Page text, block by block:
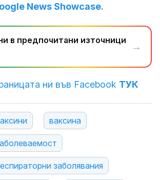
News Showcase.
в предпочитани източници
→
ни във Facebook ТУК
ваксина
заболявания